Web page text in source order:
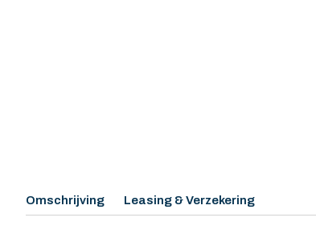
Omschrijving Leasing & Verzekering